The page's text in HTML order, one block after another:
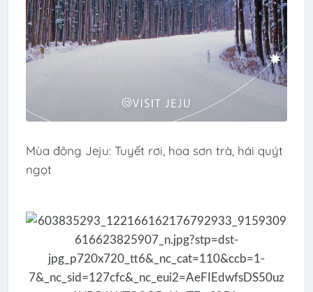
Mùa đông Jeju: Tuyết rơi, hoa sơn trà, hái quýt
ngọt